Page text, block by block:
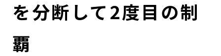
を分断して2度目の制
覇